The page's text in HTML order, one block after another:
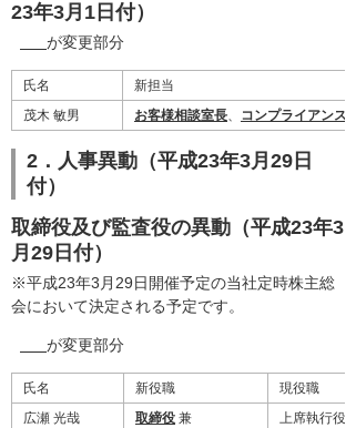
23年3月1日付）
が変更部分
氏名
新担当
茂木 敏男
お客様相談室長、 コンプライアンス室
2．人事異動（平成23年3月29日
付）
取締役及び監査役の異動（平成23年3
月29日付）
※平成23年3月29日開催予定の当社定時株主総
会において決定される予定です。
が変更部分
氏名 新役職
現役職
広瀬 光哉
取締役 兼
上席執行役員